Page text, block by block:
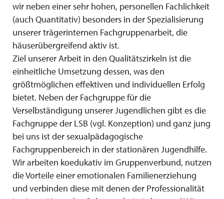
wir neben einer sehr hohen, personellen Fachlichkeit
(auch Quantitativ) besonders in der Spezialisierung
unserer trägerinternen Fachgruppenarbeit, die
häuserübergreifend aktiv ist.
Ziel unserer Arbeit in den Qualitätszirkeln ist die
einheitliche Umsetzung dessen, was den
größtmöglichen effektiven und individuellen Erfolg
bietet. Neben der Fachgruppe für die
Verselbständigung unserer Jugendlichen gibt es die
Fachgruppe der LSB (vgl. Konzeption) und ganz jung
bei uns ist der sexualpädagogische
Fachgruppenbereich in der stationären Jugendhilfe.
Wir arbeiten koedukativ im Gruppenverbund, nutzen
die Vorteile einer emotionalen Familienerziehung
und verbinden diese mit denen der Professionalität